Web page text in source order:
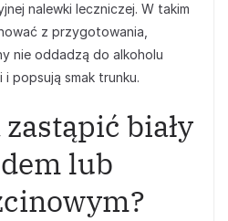
nalewki leczniczej. W takim
z przygotowania,
nie oddadzą do alkoholu
popsują smak trunku.
biały
lub